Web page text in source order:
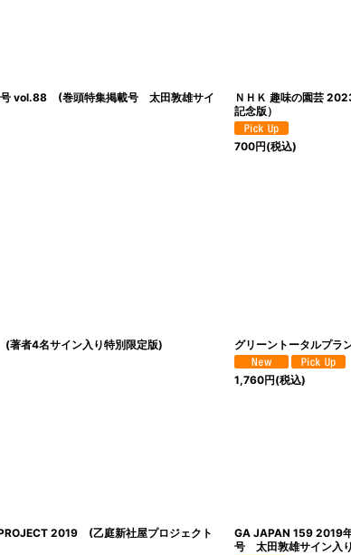
vol.88 (巻頭特集掲載号 太田敦雄サイ
ＮＨＫ 趣味の園芸
記念版）
700円(税込)
著者4名サイン入り特別限定版) グリーントータルプ
1,760円(税込)
2019 (乙庭新社屋プロジェクト
GA JAPAN 159 2019
号 太田敦雄サイン入